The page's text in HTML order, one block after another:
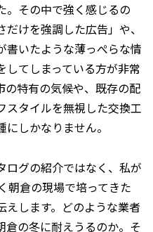
。その中で強く感じるの
けを強調した広告」や、
書いたような薄っぺらな情
てしまっている方が非常
の特有の気候や、既存の配
スタイルを無視した交換工
しかなりません。
ログの紹介ではなく、私が
朝倉の現場で培ってきた
えします。どのような業者
倉の冬に耐えうるのか。そ